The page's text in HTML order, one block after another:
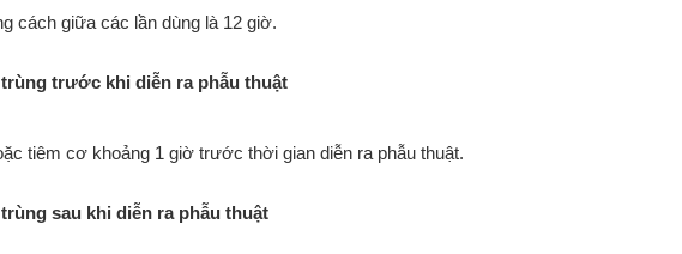
cách giữa các lần dùng là 12 giờ.
trước khi diễn ra phẫu thuật
tiêm cơ khoảng 1 giờ trước thời gian diễn ra phẫu thuật.
sau khi diễn ra phẫu thuật